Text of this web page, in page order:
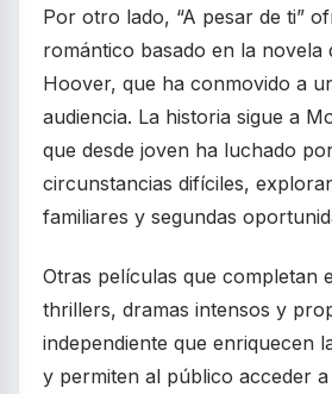
Por otro lado, “A pesar de ti”
romántico basado en la novela
Hoover, que ha conmovido a
audiencia. La historia sigue a
que desde joven ha luchado
circunstancias difíciles,
familiares y segundas
Otras películas que completan
thrillers, dramas intensos y
independiente que enriquecen
y permiten al público acceder